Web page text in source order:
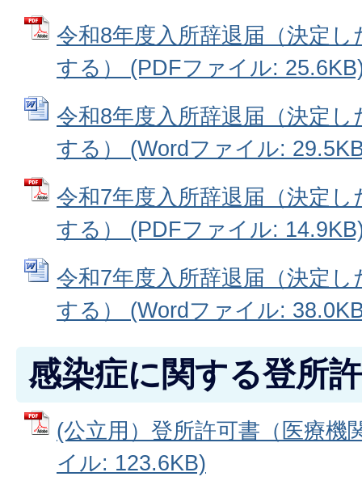
令和8年度入所辞退届（決定
する） (PDFファイル:
令和8年度入所辞退届（決定
する） (Wordファイル:
令和7年度入所辞退届（決定
する） (PDFファイル:
令和7年度入所辞退届（決定
する） (Wordファイル:
感染症に関する登所
(公立用）登所許可書（医療機
イル: 123.6KB)